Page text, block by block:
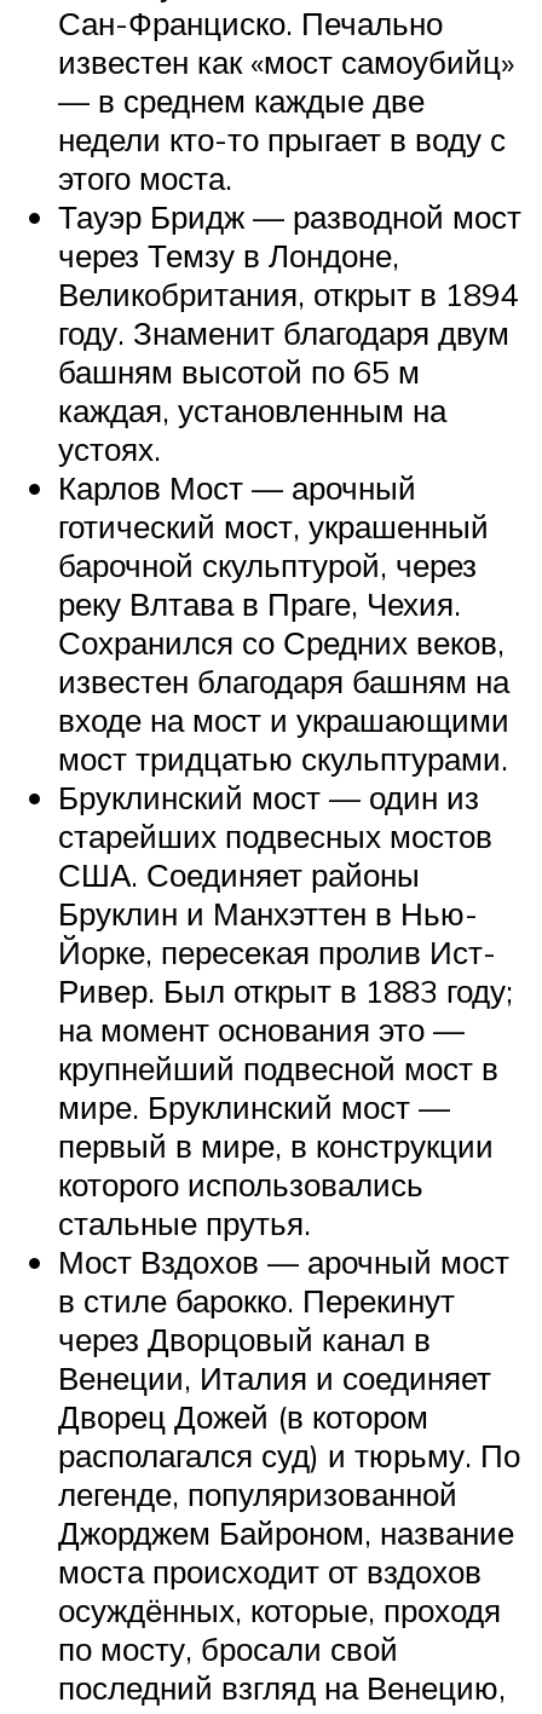
Сан-Франциско. Печально
известен как «мост самоубийц»
— в среднем каждые две
недели кто-то прыгает в воду с
этого моста.
Тауэр Бридж — разводной мост
через Темзу в Лондоне,
Великобритания, открыт в 1894
году. Знаменит благодаря двум
башням высотой по 65 м
каждая, установленным на
устоях.
Карлов Мост — арочный
готический мост, украшенный
барочной скульптурой, через
реку Влтава в Праге, Чехия.
Сохранился со Средних веков,
известен благодаря башням на
входе на мост и украшающими
мост тридцатью скульптурами.
Бруклинский мост — один из
старейших подвесных мостов
США. Соединяет районы
Бруклин и Манхэттен в Нью-
Йорке, пересекая пролив Ист-
Ривер. Был открыт в 1883 году;
на момент основания это —
крупнейший подвесной мост в
мире. Бруклинский мост —
первый в мире, в конструкции
которого использовались
стальные прутья.
Мост Вздохов — арочный мост
в стиле барокко. Перекинут
через Дворцовый канал в
Венеции, Италия и соединяет
Дворец Дожей (в котором
располагался суд) и тюрьму. По
легенде, популяризованной
Джорджем Байроном, название
моста происходит от вздохов
осуждённых, которые, проходя
по мосту, бросали свой
последний взгляд на Венецию,